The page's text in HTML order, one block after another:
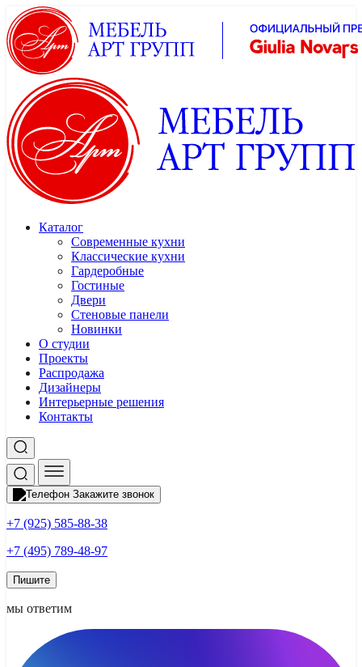
Каталог
Современные кухни
Классические кухни
Гардеробные
Гостиные
Двери
Стеновые панели
Новинки
О студии
Проекты
Распродажа
Дизайнеры
Интерьерные решения
Контакты
Закажите звонок
+7 (925) 585-88-38
+7 (495) 789-48-97
Пишите
мы ответим